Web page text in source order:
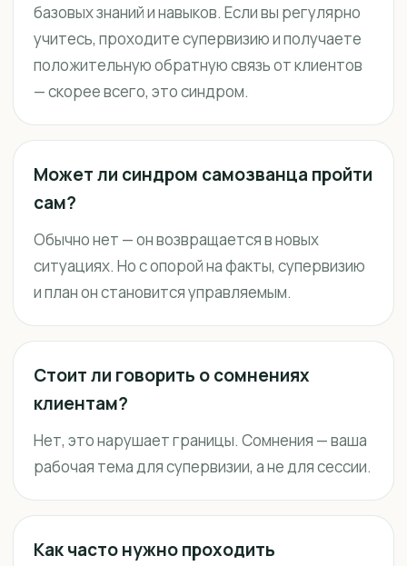
базовых знаний и навыков. Если вы регулярно
учитесь, проходите супервизию и получаете
положительную обратную связь от клиентов
— скорее всего, это синдром.
Может ли синдром самозванца пройти
сам?
Обычно нет — он возвращается в новых
ситуациях. Но с опорой на факты, супервизию
и план он становится управляемым.
Стоит ли говорить о сомнениях
клиентам?
Нет, это нарушает границы. Сомнения — ваша
рабочая тема для супервизии, а не для сессии.
Как часто нужно проходить